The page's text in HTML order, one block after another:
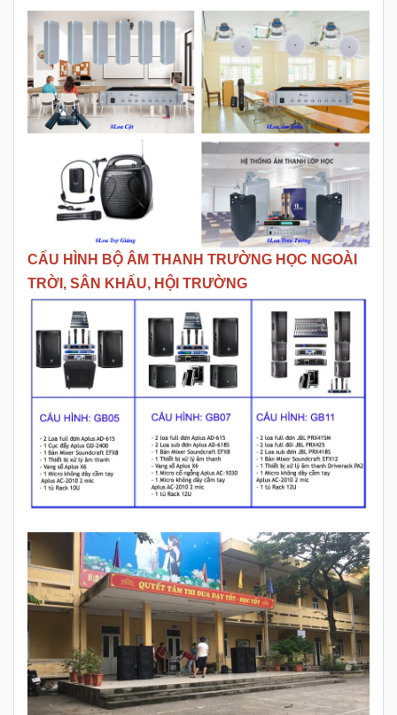
CẤU HÌNH BỘ ÂM THANH TRƯỜNG HỌC NGOÀI
TRỜI, SÂN KHẤU, HỘI TRƯỜNG